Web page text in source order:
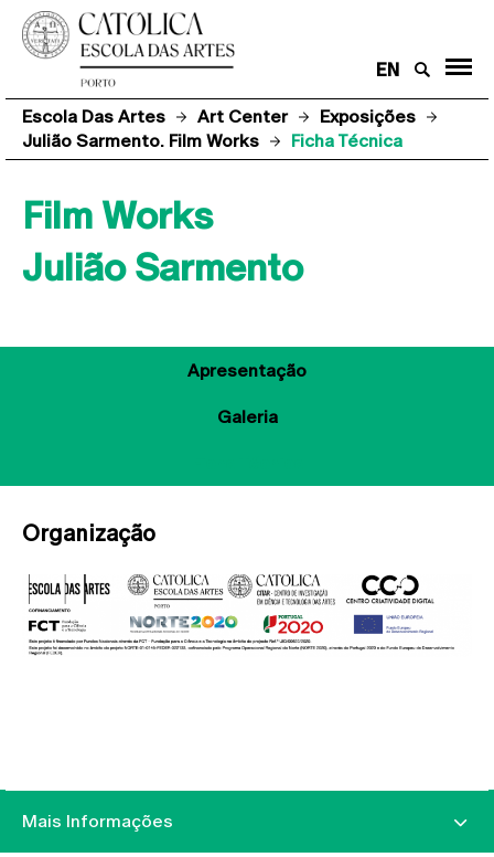
EN
Escola Das Artes Art Center
Exposições
Julião Sarmento. Film Works
Ficha Técnica
Film Works
Julião Sarmento
Apresentação
Galeria
Organização
Mais Informações